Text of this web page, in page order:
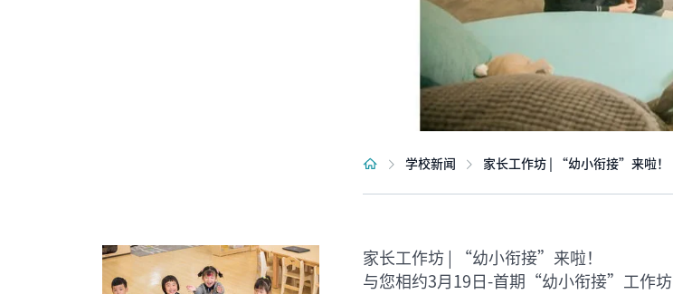
学校新闻 家长工作坊 | “幼小衔接”来啦！
家长工作坊 | “幼小衔接”来啦！
与您相约3月19日-首期“幼小衔接”工作坊